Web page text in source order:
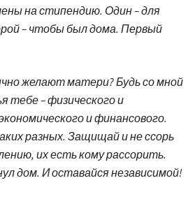
на стипендию. Один – для
– чтобы был дома. Первый
желают матери? Будь со мной
тебе – физического и
и финансового.
разных. Защищай и не ссорь
их есть кому рассорить.
дом. И оставайся независимой!